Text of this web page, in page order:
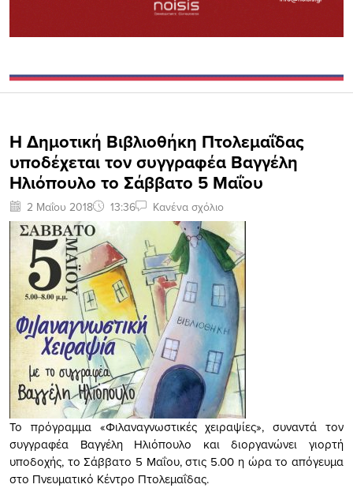
Η Δημοτική Βιβλιοθήκη Πτολεμαΐδας
υποδέχεται τον συγγραφέα Βαγγέλη
Ηλιόπουλο το Σάββατο 5 Μαΐου
2 Μαΐου 2018 13:36 Κανένα σχόλιο
Το πρόγραμμα «Φιλαναγνωστικές χειραψίες», συναντά τον
συγγραφέα Βαγγέλη Ηλιόπουλο και διοργανώνει γιορτή
υποδοχής, το Σάββατο 5 Μαΐου, στις 5.00 η ώρα το απόγευμα
στο Πνευματικό Κέντρο Πτολεμαΐδας.